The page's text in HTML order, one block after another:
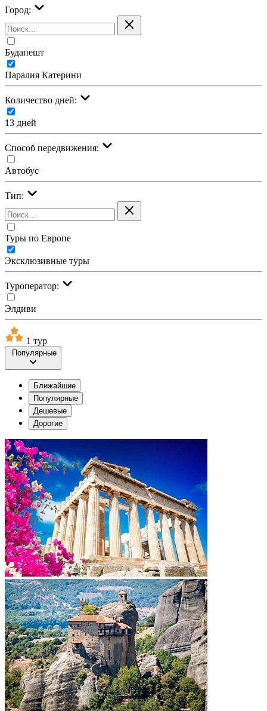
Город:
Будапешт
Паралия Катерини
Количество дней:
13 дней
Cпособ передвижения:
Автобус
Тип:
Туры по Европе
Эксклюзивные туры
Туроператор:
Элдиви
1 тур
Популярные
Ближайшие
Популярные
Дешевые
Дорогие